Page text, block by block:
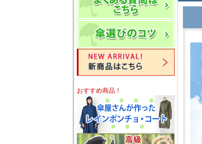
おすすめ商品！